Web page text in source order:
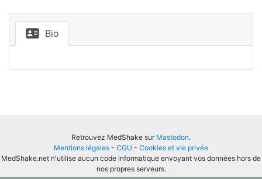
Bio
Retrouvez MedShake sur Mastodon.
Mentions légales - CGU - Cookies et vie privée
MedShake.net n'utilise aucun code informatique envoyant vos données hors de
nos propres serveurs.